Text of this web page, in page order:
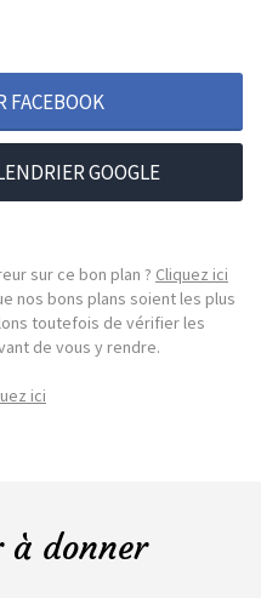
FACEBOOK
GOOGLE
sur ce bon plan ? Cliquez ici
nos bons plans soient les plus
toutefois de vérifier les
de vous y rendre.
ici
à donner